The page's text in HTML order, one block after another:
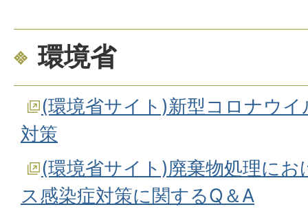
環境省
(環境省サイト)新型コロナウ
対策
(環境省サイト)廃棄物処理に
ス感染症対策に関するQ＆A